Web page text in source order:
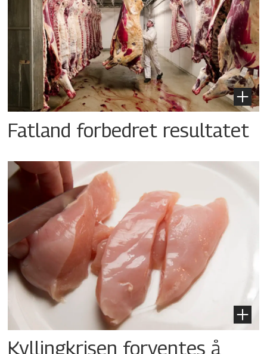
Fatland forbedret resultatet
Kyllingkrisen forventes å